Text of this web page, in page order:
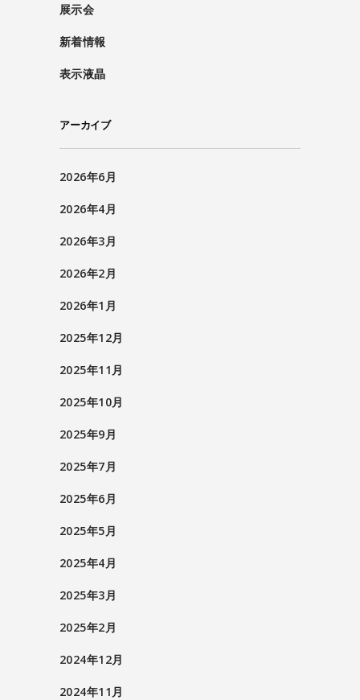
展示会
新着情報
表示液晶
アーカイブ
2026年6月
2026年4月
2026年3月
2026年2月
2026年1月
2025年12月
2025年11月
2025年10月
2025年9月
2025年7月
2025年6月
2025年5月
2025年4月
2025年3月
2025年2月
2024年12月
2024年11月